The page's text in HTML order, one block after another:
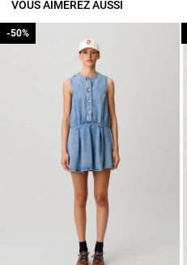
VOUS AIMEREZ AUSSI
-50%
-50%